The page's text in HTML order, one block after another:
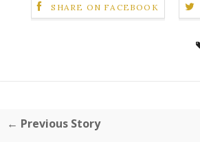
SHARE ON FACEBOOK
← Previous Story